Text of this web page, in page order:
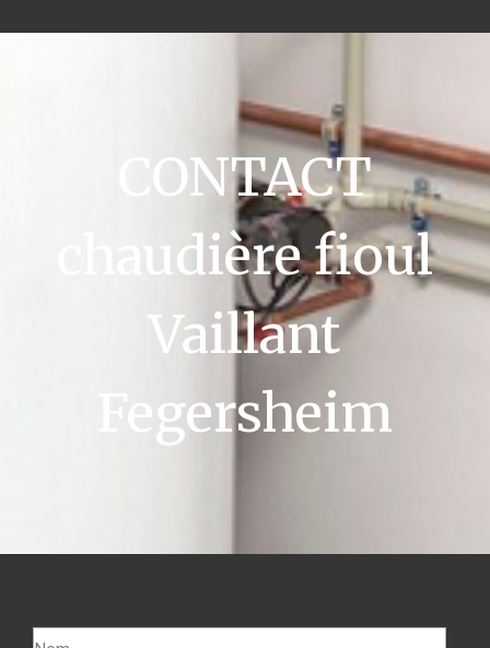
CONTACT
chaudière fioul
Vaillant
Fegersheim